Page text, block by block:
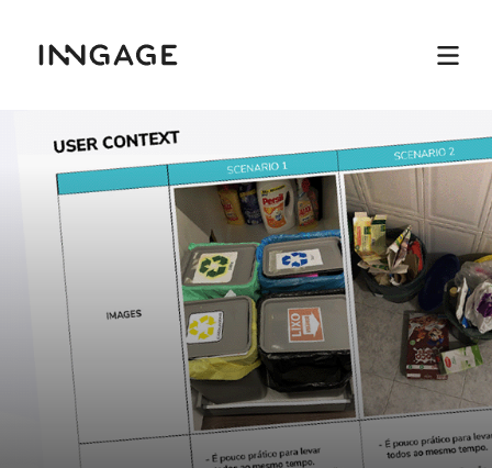
INNGAGE Menu